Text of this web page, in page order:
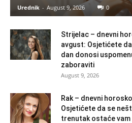
Urednik - August 9, 2026 0
Strijelac – dnevni
avgust: Osjetićete
dan donosi
zaboraviti
August 9, 2026
Rak – dnevni
Osjetićete da se
trenutak ostaće vam